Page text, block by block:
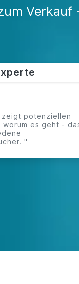
zeigt potenziellen
worum es geht -
"